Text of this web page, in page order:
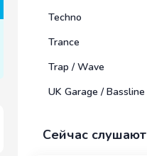
Techno
Trance
Trap / Wave
UK Garage / Bassline
Сейчас слушают